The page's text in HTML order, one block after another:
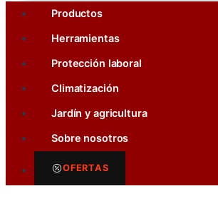
Productos
Herramientas
Protección laboral
Climatización
Jardín y agricultura
Sobre nosotros
OFERTAS